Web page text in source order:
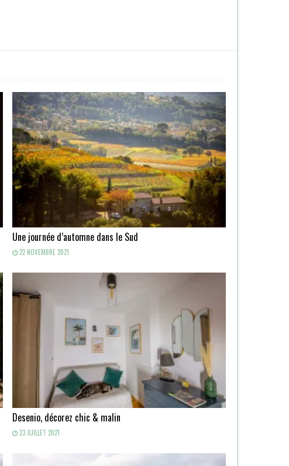
Une journée d’automne dans le Sud
22 NOVEMBRE 2021
Desenio, décorez chic & malin
23 JUILLET 2021